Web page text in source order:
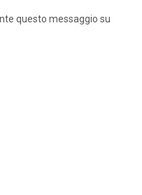
questo messaggio su